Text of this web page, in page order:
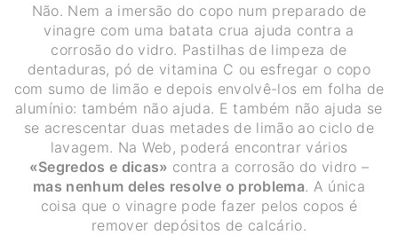
Não. Nem a imersão do copo num preparado de
vinagre com uma batata crua ajuda contra a
corrosão do vidro. Pastilhas de limpeza de
dentaduras, pó de vitamina C ou esfregar o copo
com sumo de limão e depois envolvê-los em folha de
alumínio: também não ajuda. E também não ajuda se
se acrescentar duas metades de limão ao ciclo de
lavagem. Na Web, poderá encontrar vários
«Segredos e dicas» contra a corrosão do vidro –
mas nenhum deles resolve o problema. A única
coisa que o vinagre pode fazer pelos copos é
remover depósitos de calcário.